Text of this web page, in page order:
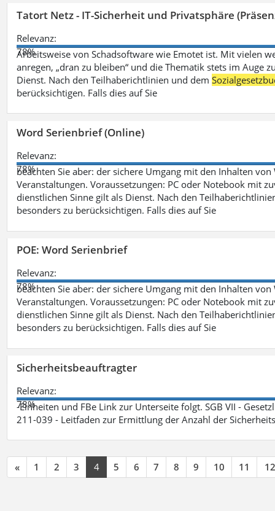
Tatort Netz - IT-Sicherheit und Privatsphäre
Relevanz:
78%
Arbeitsweise von Schadsoftware wie Emotet ist. Mit vielen
anregen, „dran zu bleiben“ und die Thematik stets im
Dienst. Nach den Teilhaberichtlinien und dem
berücksichtigen. Falls dies auf Sie
Word Serienbrief (Online)
Relevanz:
78%
beachten Sie aber: der sichere Umgang mit den Inhalten
Veranstaltungen. Voraussetzungen: PC oder Notebook mit
dienstlichen Sinne gilt als Dienst. Nach den
besonders zu berücksichtigen. Falls dies auf Sie
POE: Word Serienbrief
Relevanz:
78%
beachten Sie aber: der sichere Umgang mit den Inhalten
Veranstaltungen. Voraussetzungen: PC oder Notebook mit
dienstlichen Sinne gilt als Dienst. Nach den
besonders zu berücksichtigen. Falls dies auf Sie
Sicherheitsbeauftragter
Relevanz:
78%
-Einheiten und FBe Link zur Unterseite folgt. SGB VII -
211-039 - Leitfaden zur Ermittlung der Anzahl der
« 1 2 3 4 5 6 7 8 9 10 11 12